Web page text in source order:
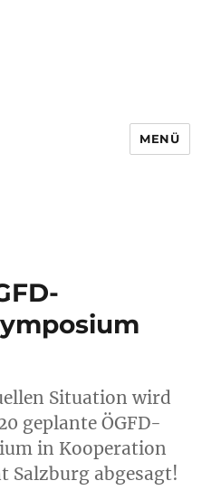
MENÜ
Situation wird
geplante ÖGFD-
in Kooperation
Salzburg abgesagt!